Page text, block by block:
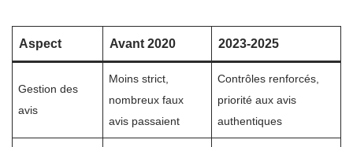
Aspect Avant 2020 2023-2025
Gestion des
avis
Moins strict,
nombreux faux
avis passaient
Contrôles renforcés,
priorité aux avis
authentiques